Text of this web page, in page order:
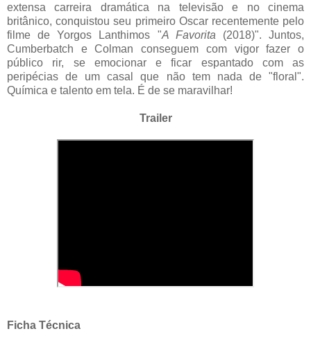
extensa carreira dramática na televisão e no cinema
britânico, conquistou seu primeiro Oscar recentemente pelo
filme de Yorgos Lanthimos "A Favorita (2018)". Juntos,
Cumberbatch e Colman conseguem com vigor fazer o
público rir, se emocionar e ficar espantado com as
peripécias de um casal que não tem nada de "floral".
Química e talento em tela. É de se maravilhar!
Trailer
Ficha Técnica